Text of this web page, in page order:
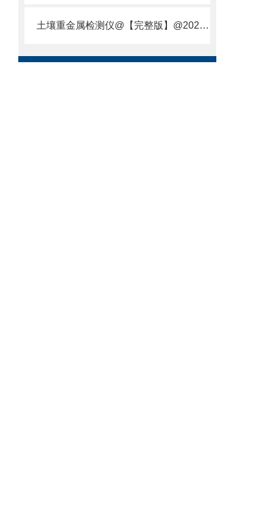
土壤重金属检测仪@【完整版】@2021专业土壤重金属快速检测仪器仪表